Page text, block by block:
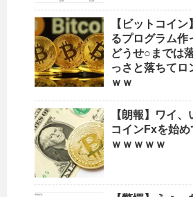
【ビットコイ
るプログラム
どうせ○までは
っさと落ちてロ
ｗｗ
【朗報】ワイ
コインFxを始
ｗｗｗｗｗ